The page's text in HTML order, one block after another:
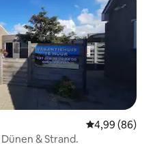
4,99 (86)
& Strand.